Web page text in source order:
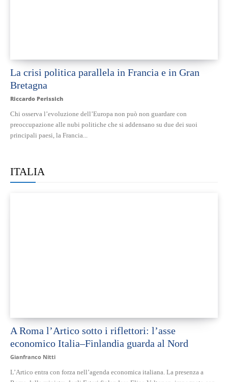
La crisi politica parallela in Francia e in Gran
Bretagna
Riccardo Perissich
Chi osserva l’evoluzione dell’Europa non può non guardare con
preoccupazione alle nubi politiche che si addensano su due dei suoi
principali paesi, la Francia...
ITALIA
A Roma l’Artico sotto i riflettori: l’asse
economico Italia–Finlandia guarda al Nord
Gianfranco Nitti
L’Artico entra con forza nell’agenda economica italiana. La presenza a